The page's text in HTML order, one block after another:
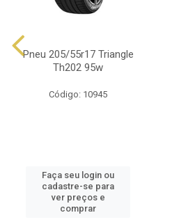
Pneu 205/55r17 Triangle
Th202 95w
Código: 10945
Faça seu login ou
cadastre-se para
ver preços e
comprar